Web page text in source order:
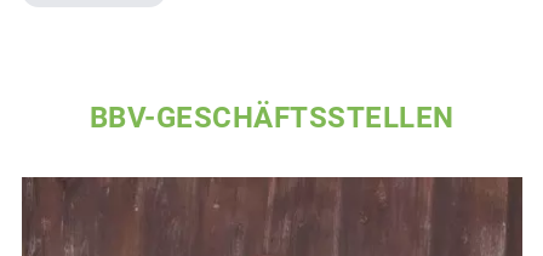
BBV-GESCHÄFTSSTELLEN